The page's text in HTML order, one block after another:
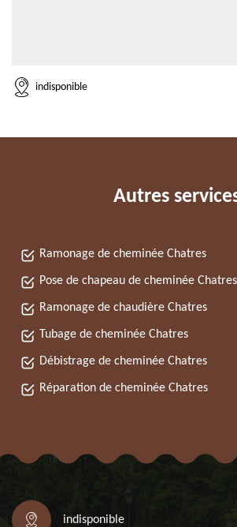
indisponible
Autres
Ramonage de cheminée Chatres
Pose de chapeau de cheminée Chatres
Ramonage de chaudière Chatres
Tubage de cheminée Chatres
Débistrage de cheminée Chatres
Réparation de cheminée Chatres
indisponible